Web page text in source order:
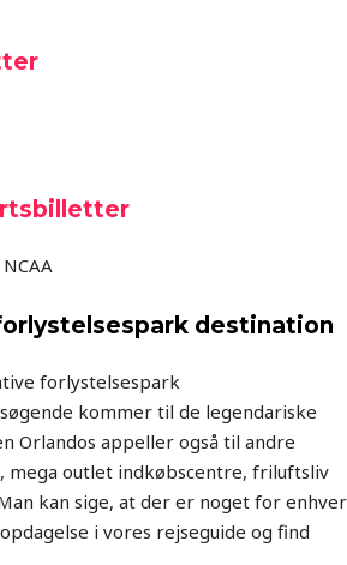
destination
forlystelsespark
kommer til de legendariske
Orlandos appeller også til andre
mega outlet indkøbscentre, friluftsliv
kan sige, at der er noget for enhver
i vores rejseguide og find